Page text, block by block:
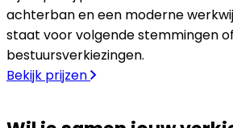
achterban en een moderne
staat voor volgende stemmingen of
bestuursverkiezingen.
Bekijk prijzen